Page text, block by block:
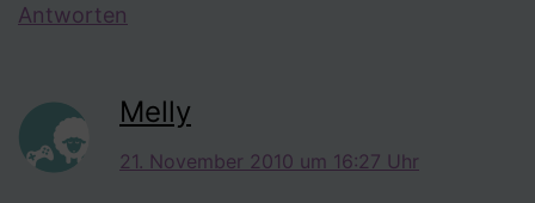
Antworten
Melly
21. November 2010 um 16:27 Uhr